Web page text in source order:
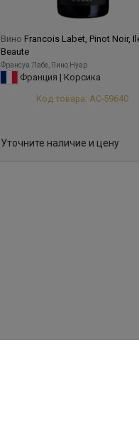
Вино Francois Labet, Pinot Noir,
Beaute
Франсуа Лабе, Пино Нуар
Франция | Корсика
Код товара: АС-59640
Уточните наличие и цену